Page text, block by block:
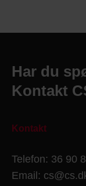
Har du
Kontakt
Kontakt
Telefon: 36 90
Email: